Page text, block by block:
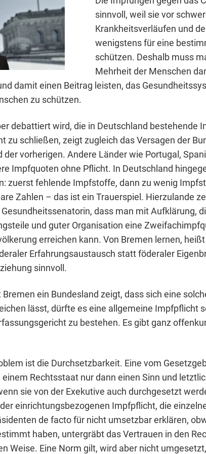
sinnvoll, weil sie vor
Krankheitsverläufen und
wenigstens für eine
schützen. Deshalb muss
Mehrheit der Menschen
damit einen Beitrag leisten, das
zu schützen.
debattiert wird, die in Deutschland bestehende
zu schließen, zeigt zugleich das Versagen der
der vorherigen. Andere Länder wie Portugal,
Impfquoten ohne Pflicht. In Deutschland
zuerst fehlende Impfstoffe, dann zu wenig
Zahlen – das ist ein Trauerspiel. Hierzulande
dass man mit Aufklärung,
und guter Organisation eine
erreichen kann. Von Bremen lernen,
Erfahrungsaustausch statt föderaler
sinnvoll.
Bremen ein Bundesland zeigt, dass sich eine
lässt, dürfte es eine allgemeine Impfpflicht
zu bestehen. Es gibt ganz
ist die Durchsetzbarkeit. Eine vom
einem Rechtsstaat nur dann einen Sinn und
sie von der Exekutive auch durchgesetzt
einrichtungsbezogenen Impfpflicht, die
de facto für nicht umsetzbar erklären,
haben, untergräbt das Vertrauen in den
Weise. Eine Norm gilt, wird aber nicht